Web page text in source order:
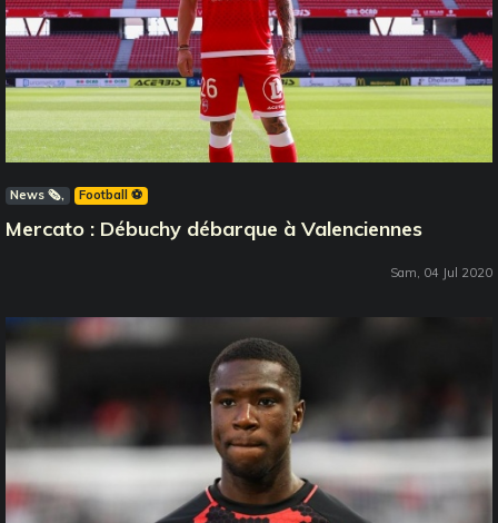
News 🗞️ Football ⚽️
Mercato : Débuchy débarque à Valenciennes
Sam, 04 Jul 2020